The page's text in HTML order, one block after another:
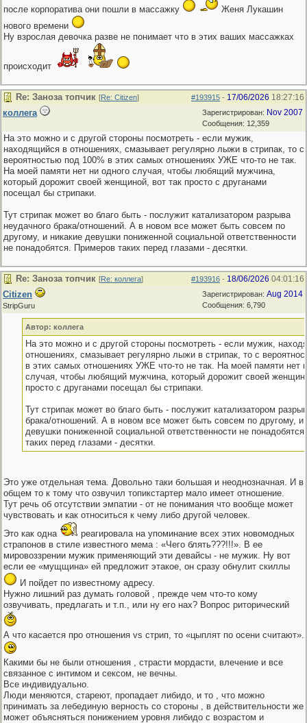
после корпоратива они пошли в массажку
Женя Лукашин
нового времени
Ну взрослая девочка разве не понимает что в этих ваших массажках
происходит
#193915 - 17/06/2026 18:27:16
Re: Заноза топчик [Re: Citizen]
Зарегистрирован: Nov 2007
Сообщения: 12,359
коллега
На это можно и с другой стороны посмотреть - если мужик,
находящийся в отношениях, смазывает регулярно лыжи в стрипак, то с
вероятностью под 100% в этих самых отношениях УЖЕ что-то не так.
На моей памяти нет ни одного случая, чтобы любящий мужчина,
который дорожит своей женщиной, вот так просто с друганами
посещал бы стрипаки.
Тут стрипак может во благо быть - послужит катализатором разрыва
неудачного брака/отношений. А в новом все может быть совсем по
другому, и никакие девушки пониженной социальной ответственности
не понадобятся. Примеров таких перед глазами - десятки.
#193916 - 18/06/2026 04:01:16
Re: Заноза топчик [Re: коллега]
Зарегистрирован: Aug 2014
Сообщения: 6,790
Citizen
StripGuru
Автор: коллега
На это можно и с другой стороны посмотреть - если мужик,
отношениях, смазывает регулярно лыжи в стрипак, то с
в этих самых отношениях УЖЕ что-то не так. На моей памяти нет
случая, чтобы любящий мужчина, который дорожит своей
просто с друганами посещал бы стрипаки.
Тут стрипак может во благо быть - послужит катализатором
брака/отношений. А в новом все может быть совсем по другому, и
девушки пониженной социальной ответственности не
таких перед глазами - десятки.
Это уже отдельная тема. Довольно таки большая и неоднозначная. И в
общем то к тому что озвучил топикстартер мало имеет отношение.
Тут речь об отсутствии эмпатии - от не понимания что вообще может
чувствовать и как относиться к чему либо другой человек.
Это как одна
реагировала на упоминание всех этих новомодных
страпонов в стиле известного мема : «Чего блять???!!!». В ее
мировоззрении мужик применяющий эти девайсы - не мужик. Ну вот
если ее «мущщина» ей предложит этакое, он сразу обнулит скиллы
И пойдет по известному адресу.
Нужно лишний раз думать головой , прежде чем что-то кому
озвучивать, предлагать и т.п., или ну его нах? Вопрос риторический
А что касается про отношения vs стрип, то «цыплят по осени считают».
Какими бы не были отношения , страсти мордасти, влечение и все
связанное с интимом и сексом, не вечны.
Все индивидуально.
Люди меняются, стареют, пропадает либидо, и то , что можно
принимать за лебединую верность со стороны , в действительности же
может объясняться понижением уровня либидо с возрастом и